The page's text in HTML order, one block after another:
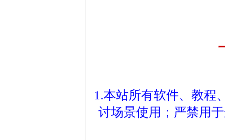
1.本站所有软件、教程
讨场景使用；严禁用